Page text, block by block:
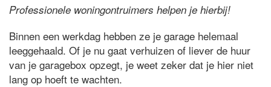
Professionele woningontruimers helpen je hierbij!
Binnen een werkdag hebben ze je garage helemaal
leeggehaald. Of je nu gaat verhuizen of liever de huur
van je garagebox opzegt, je weet zeker dat je hier niet
lang op hoeft te wachten.